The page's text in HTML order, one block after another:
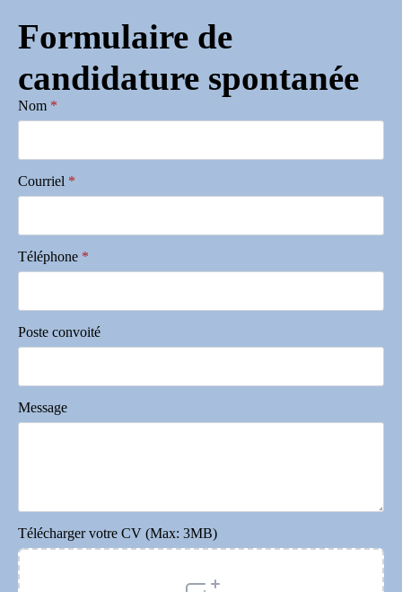
Formulaire de
candidature spontanée
Nom *
Courriel *
Téléphone *
Poste convoité
Message
Télécharger votre CV (Max: 3MB)